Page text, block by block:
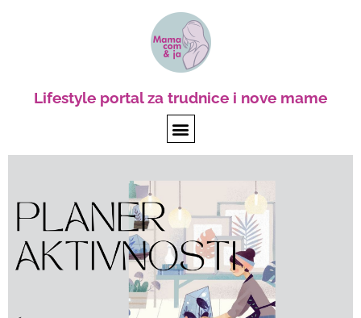
Lifestyle portal za trudnice i nove mame